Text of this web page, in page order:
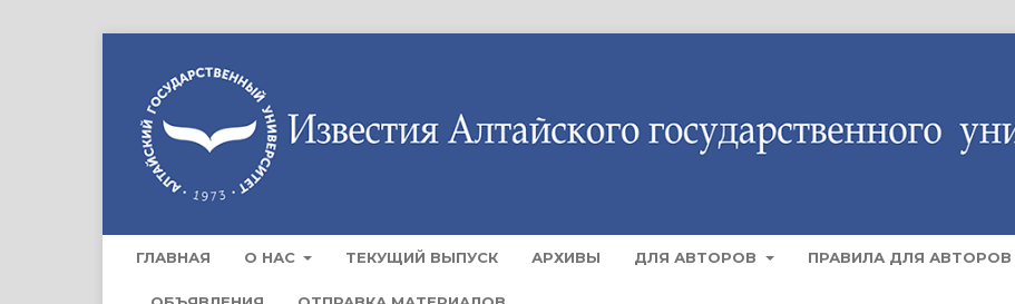
ГЛАВНАЯ О НАС ТЕКУЩИЙ ВЫПУСК АРХИВЫ ДЛЯ АВТОРОВ ПРАВИЛА ДЛЯ АВТОРОВ